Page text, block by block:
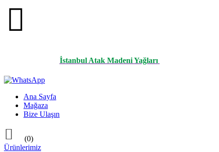

İstanbul Atak Madeni Yağları
Ana Sayfa
Mağaza
Bize Ulaşın

(0)
Ürünlerimiz